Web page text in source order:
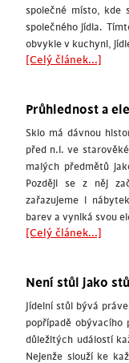
společné místo, kde
společného jídla.
obvykle v kuchyni,
[Celý článek...]
Průhlednost a
Sklo má dávnou
před n.l. ve
malých předmětů
Později se z něj
zařazujeme i
barev a vyniká svou
[Celý článek...]
Není stůl jako
Jídelní stůl bývá
popřípadě
důležitých událostí
Nejenže slouží ke